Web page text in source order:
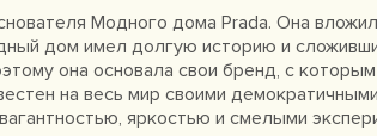
Модного дома Prada. Она
дом имел долгую историю и
она основала свои бренд, с
на весь мир своими
яркостью и смелыми